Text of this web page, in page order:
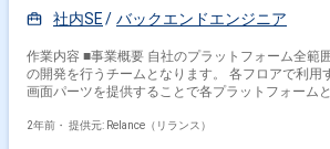
社内SE
バックエンドエンジニア
作業内容 ■事業概要 自社のプラットフォーム全範
の開発を行うチームとなります。 各フロアで利用
画面パーツを提供することで各プラットフォーム
トフォームの全範囲にわたるバックエンドサービ
2年前・ 提供元: Relance（リランス）